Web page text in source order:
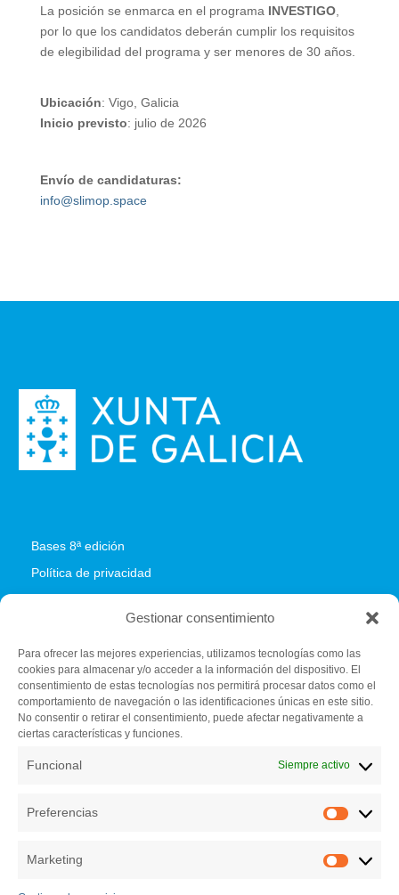
Gestionar consentimiento
Para ofrecer las mejores experiencias, utilizamos tecnologías como las
cookies para almacenar y/o acceder a la información del dispositivo. El
consentimiento de estas tecnologías nos permitirá procesar datos como el
comportamiento de navegación o las identificaciones únicas en este sitio.
No consentir o retirar el consentimiento, puede afectar negativamente a
ciertas características y funciones.
Funcional Siempre activo
Preferencias
Marketing
La posición se enmarca en el programa INVESTIGO,
por lo que los candidatos deberán cumplir los requisitos
de elegibilidad del programa y ser menores de 30 años.
Ubicación: Vigo, Galicia
Inicio previsto: julio de 2026
Envío de candidaturas:
info@slimop.space
Bases 8ª edición
Política de privacidad
Fundación C.E.L.
Centro de iniciativas empresariales (Vivero de empresas)
Pazo de Feiras e Congresos de Lugo
El Palomar s/n. 27004 Lugo
982 284 150